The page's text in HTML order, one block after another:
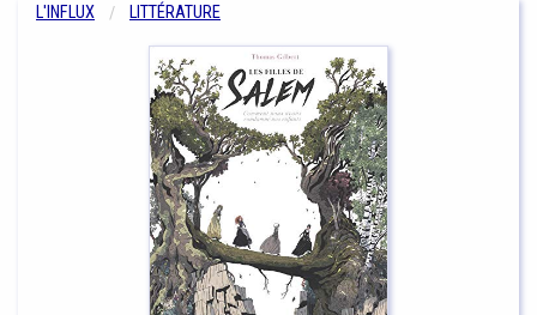
L'INFLUX LITTÉRATURE